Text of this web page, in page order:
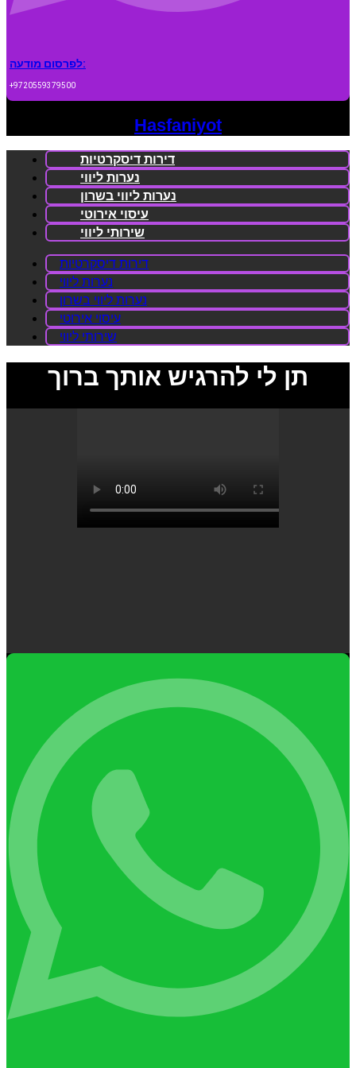
לפרסום מודעה:
+9720559379500
Hasfaniyot
דירות דיסקרטיות
נערות ליווי
נערות ליווי בשרון
עיסוי אירוטי
שירותי ליווי
דירות דיסקרטיות
נערות ליווי
נערות ליווי בשרון
עיסוי אירוטי
שירותי ליווי
תן לי להרגיש אותך ברוך